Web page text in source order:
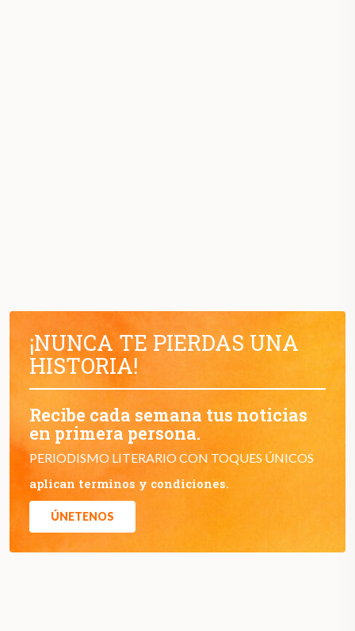
¡NUNCA TE PIERDAS UNA
HISTORIA!
Recibe cada semana tus noticias
en primera persona.
PERIODISMO LITERARIO CON TOQUES ÚNICOS
aplican terminos y condiciones.
ÚNETENOS